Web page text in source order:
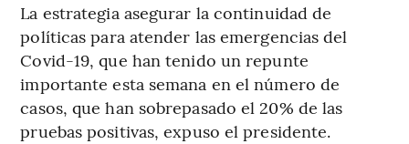
La estrategia asegurar la continuidad de
políticas para atender las emergencias del
Covid-19, que han tenido un repunte
importante esta semana en el número de
casos, que han sobrepasado el 20% de las
pruebas positivas, expuso el presidente.